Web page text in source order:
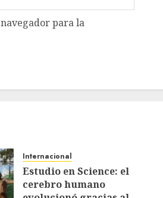
para la
Internacional
Estudio en Science: el
cerebro humano